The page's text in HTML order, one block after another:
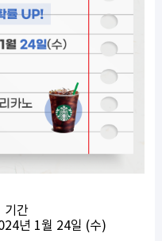
기간
년 1월 24일 (수)